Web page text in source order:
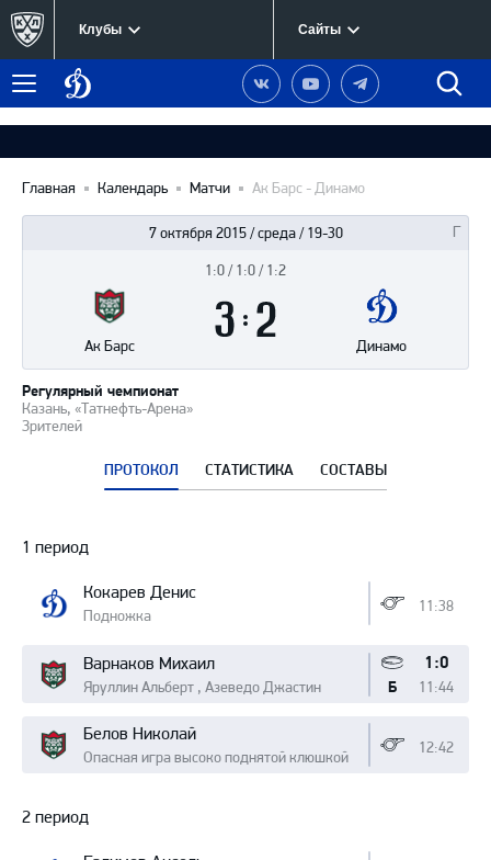
Клубы Сайты
Меню
Динамо
Москва
Наша
группа
Вконтакте
Наш
канал
YouTube
Наш
канал
Telegram
Главная Календарь Матчи Ак Барс - Динамо
7 октября 2015 / среда / 19-30
Казань, «Татнефть-Арена»
Зрителей
Регулярный чемпионат
матча
1:0 / 1:0 / 1:2
Ак Барс Динамо
ПРОТОКОЛ СТАТИСТИКА СОСТАВЫ
Протокол
1 период
Кокарев Денис
Подножка
11:38
Варнаков Михаил
Яруллин Альберт , Азеведо Джастин
1:0
11:44
Б
Белов Николай
Опасная игра высоко поднятой клюшкой
12:42
2 период